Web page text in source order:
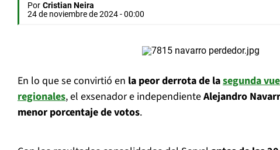
Por Cristian Neira
24 de noviembre de 2024 - 00:00
En lo que se convirtió en la peor derrota de lasegunda
regionales, el exsenador e independienteAlejandro
menor porcentaje de votos.